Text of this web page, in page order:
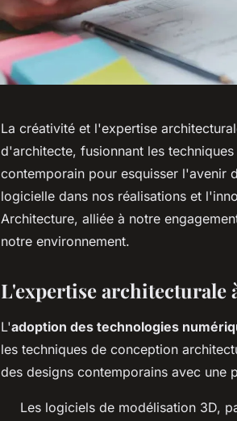
La créativité et l'expertise
d'architecte, fusionnant les
contemporain pour esquisser l'avenir
logicielle dans nos réalisations et
Architecture, alliée à notre
notre environnement.
L'expertise architecturale
L'adoption des technologies
les techniques de conception
des designs contemporains avec une
Les logiciels de modélisation 3D,